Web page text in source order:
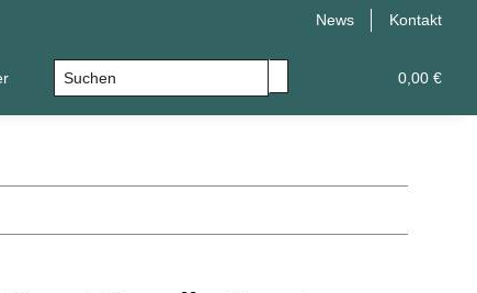
News Kontakt
0,00 €
Leistungsupgrade